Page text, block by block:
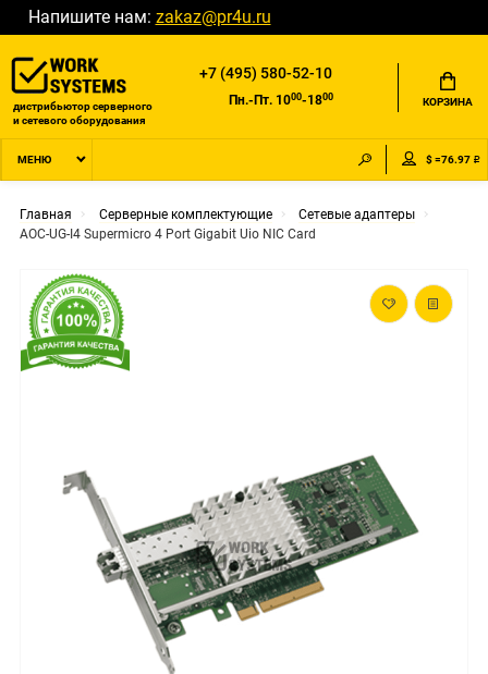
Напишите нам: zakaz@pr4u.ru
дистрибьютор серверного
и сетевого оборудования
+7 (495) 580-52-10
Пн.-Пт. 1000-1800 КОРЗИНА
МЕНЮ $ =76.97 ₽
Главная Серверные комплектующие
Сетевые адаптеры
AOC-UG-I4 Supermicro 4 Port Gigabit Uio NIC Card